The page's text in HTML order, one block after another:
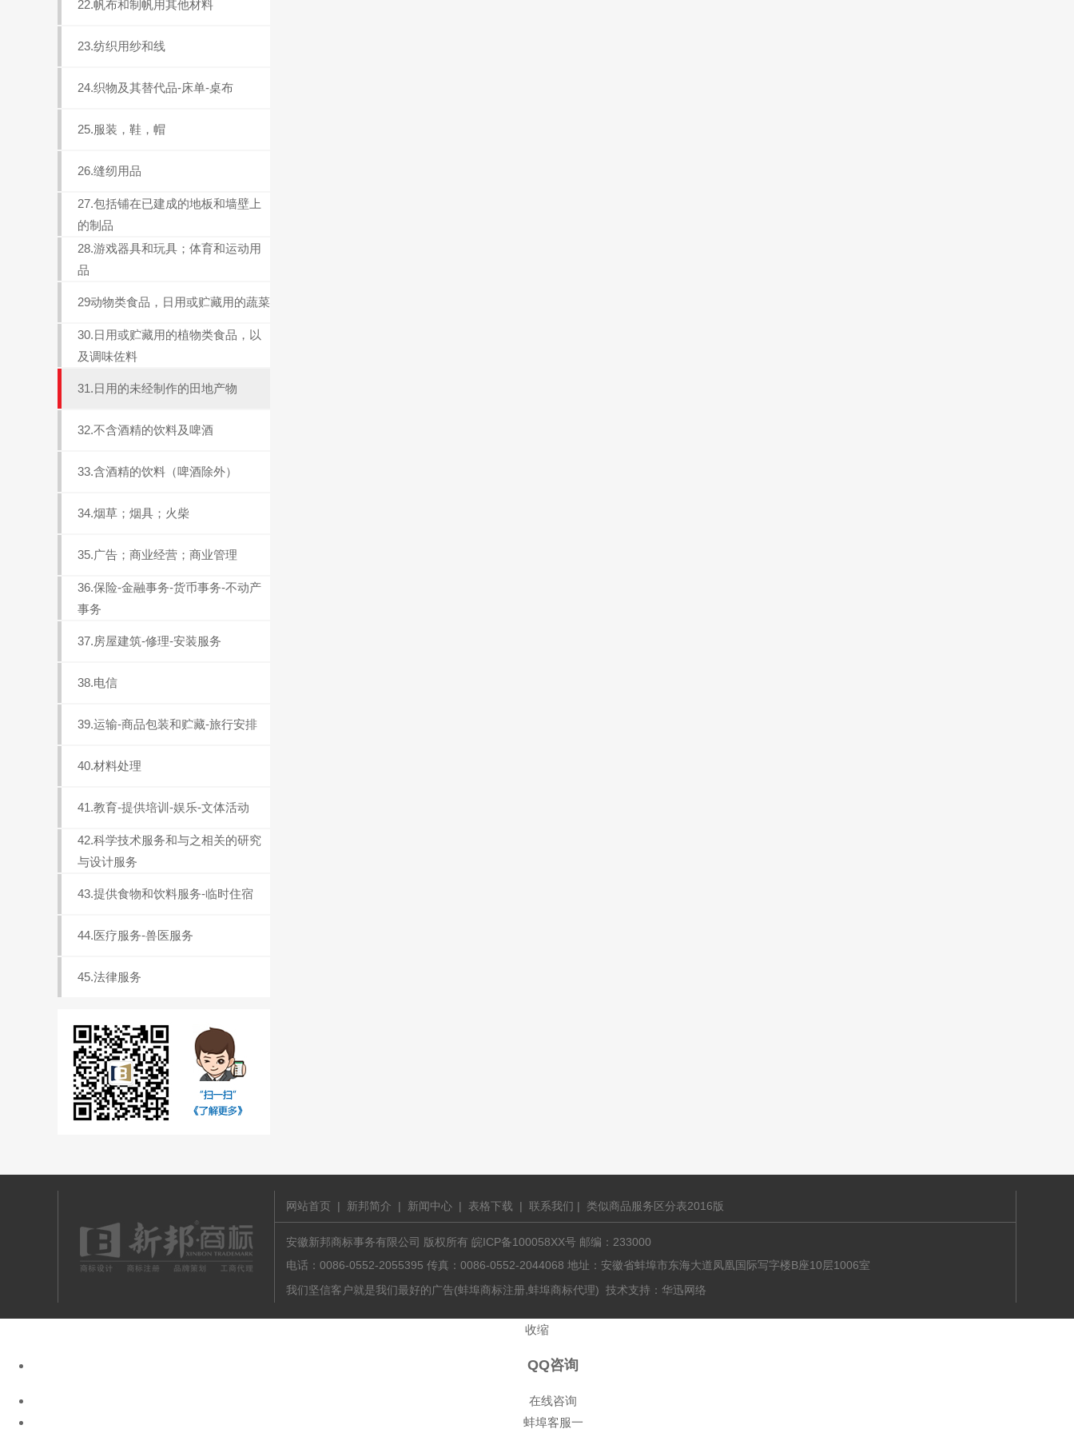
22.帆布和制帆用其他材料
23.纺织用纱和线
24.织物及其替代品-床单-桌布
25.服装，鞋，帽
26.缝纫用品
27.包括铺在已建成的地板和墙壁上
的制品
28.游戏器具和玩具；体育和运动用
品
29动物类食品，日用或贮藏用的蔬菜
30.日用或贮藏用的植物类食品，以
及调味佐料
31.日用的未经制作的田地产物
32.不含酒精的饮料及啤酒
33.含酒精的饮料（啤酒除外）
34.烟草；烟具；火柴
35.广告；商业经营；商业管理
36.保险-金融事务-货币事务-不动产
事务
37.房屋建筑-修理-安装服务
38.电信
39.运输-商品包装和贮藏-旅行安排
40.材料处理
41.教育-提供培训-娱乐-文体活动
42.科学技术服务和与之相关的研究
与设计服务
43.提供食物和饮料服务-临时住宿
44.医疗服务-兽医服务
45.法律服务
网站首页 | 新邦简介 | 新闻中心 | 表格下载 | 联系我们 | 类似商品服务区分表2016版
安徽新邦商标事务有限公司 版权所有 皖ICP备100058XX号 邮编：233000
电话：0086-0552-2055395 传真：0086-0552-2044068 地址：安徽省蚌埠市东海大道凤凰国际写字楼B座10层1006室
我们坚信客户就是我们最好的广告(蚌埠商标注册,蚌埠商标代理) 技术支持： 华迅网络
收缩
QQ咨询
在线咨询
蚌埠客服一